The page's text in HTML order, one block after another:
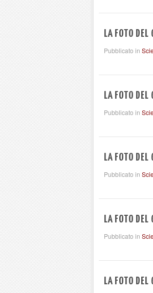
LA FOTO
Pubblicato in
LA FOTO
Pubblicato in
LA FOTO
Pubblicato in
LA FOTO
Pubblicato in
LA FOTO